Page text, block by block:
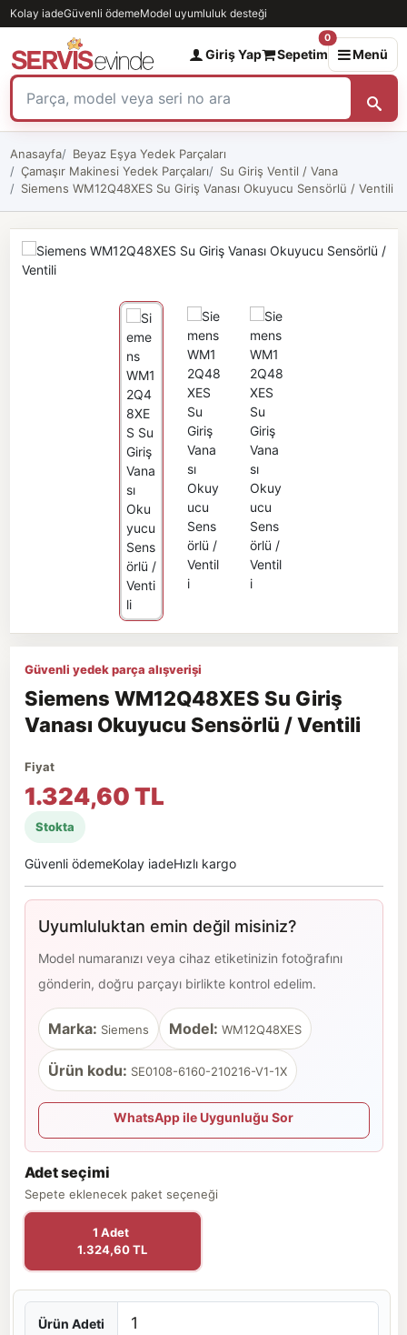
Kolay iadeGüvenli ödemeModel uyumluluk desteği
Giriş Yap Sepetim
0
Menü
Anasayfa
Beyaz Eşya Yedek Parçaları
Çamaşır Makinesi Yedek Parçaları
Su Giriş Ventil / Vana
Siemens WM12Q48XES Su Giriş Vanası Okuyucu Sensörlü / Ventili
Güvenli yedek parça alışverişi
Siemens WM12Q48XES Su Giriş
Vanası Okuyucu Sensörlü / Ventili
Fiyat
1.324,60 TL
Stokta
Güvenli ödemeKolay iadeHızlı kargo
Uyumluluktan emin değil misiniz?
Model numaranızı veya cihaz etiketinizin fotoğrafını
gönderin, doğru parçayı birlikte kontrol edelim.
Marka: Siemens Model: WM12Q48XES
Ürün kodu: SE0108-6160-210216-V1-1X
WhatsApp ile Uygunluğu Sor
Adet seçimi
Sepete eklenecek paket seçeneği
1 Adet
1.324,60 TL
Ürün Adeti